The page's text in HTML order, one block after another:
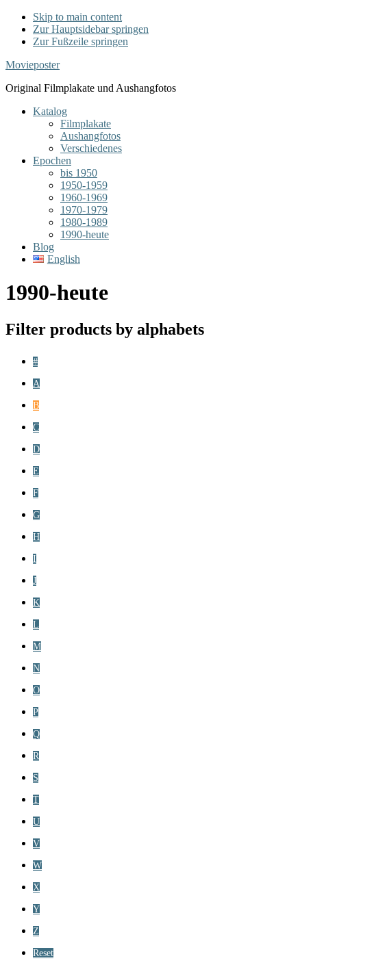
Skip to main content
Zur Hauptsidebar springen
Zur Fußzeile springen
Movieposter
Original Filmplakate und Aushangfotos
Katalog
Filmplakate
Aushangfotos
Verschiedenes
Epochen
bis 1950
1950-1959
1960-1969
1970-1979
1980-1989
1990-heute
Blog
English
1990-heute
Filter products by alphabets
#
A
B
C
D
E
F
G
H
I
J
K
L
M
N
O
P
Q
R
S
T
U
V
W
X
Y
Z
Reset